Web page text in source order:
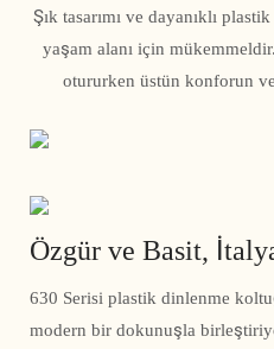
Şık tasarımı ve dayanıklı
yaşam alanı için
otururken üstün konforun
Özgür ve Basit,
630 Serisi plastik dinlenme
modern bir dokunuşla